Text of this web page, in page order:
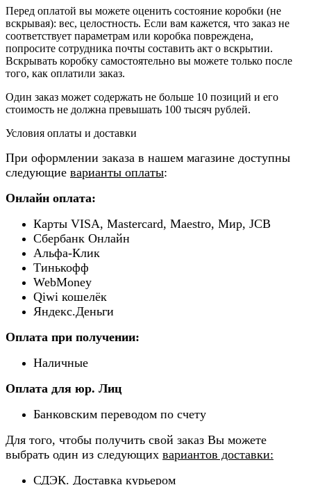
Перед оплатой вы можете оценить состояние коробки (не
вскрывая): вес, целостность. Если вам кажется, что заказ не
соответствует параметрам или коробка повреждена,
попросите сотрудника почты составить акт о вскрытии.
Вскрывать коробку самостоятельно вы можете только после
того, как оплатили заказ.
Один заказ может содержать не больше 10 позиций и его
стоимость не должна превышать 100 тысяч рублей.
Условия оплаты и доставки
При оформлении заказа в нашем магазине доступны
следующие варианты оплаты:
Онлайн оплата:
Карты VISA, Mastercard, Maestro, Мир, JCB
Сбербанк Онлайн
Альфа-Клик
Тинькофф
WebMoney
Qiwi кошелёк
Яндекс.Деньги
Оплата при получении:
Наличные
Оплата для юр. Лиц
Банковским переводом по счету
Для того, чтобы получить свой заказ Вы можете
выбрать один из следующих вариантов доставки:
СДЭК. Доставка курьером